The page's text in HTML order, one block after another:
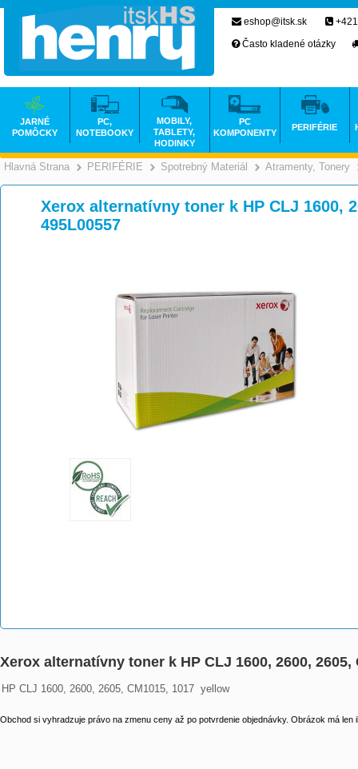
Hlavná Strana >
PERIFÉRIE >
Spotrebný Materiál >
Atramenty, Tonery
Xerox alternatívny toner k HP CLJ 1600,
495L00557
Xerox alternatívny toner k HP CLJ 1600, 2600, 2605,
HP CLJ 1600, 2600, 2605, CM1015, 1017  yellow
Obchod si vyhradzuje právo na zmenu ceny až po potvrdenie objednávky. Obrázok má len
eshop@itsk.sk
Často kladené otázky
JARNÉ
POMÔCKY
PC,
NOTEBOOKY
MOBILY,
TABLETY,
HODINKY
PC
KOMPONENTY
PERIFÉRIE